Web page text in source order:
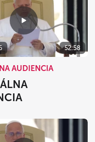
52:58
AUDIENCIA